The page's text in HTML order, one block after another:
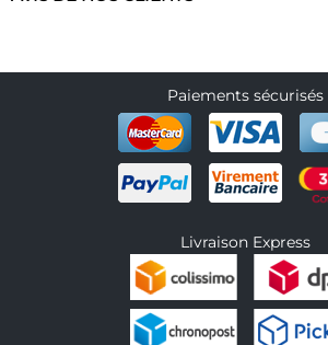
Paiements sécurisés
Livraison Express